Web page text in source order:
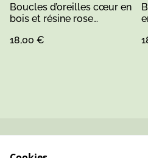
Boucles d’oreilles cœur en
bois et résine rose
crochet en acier
18,00 €